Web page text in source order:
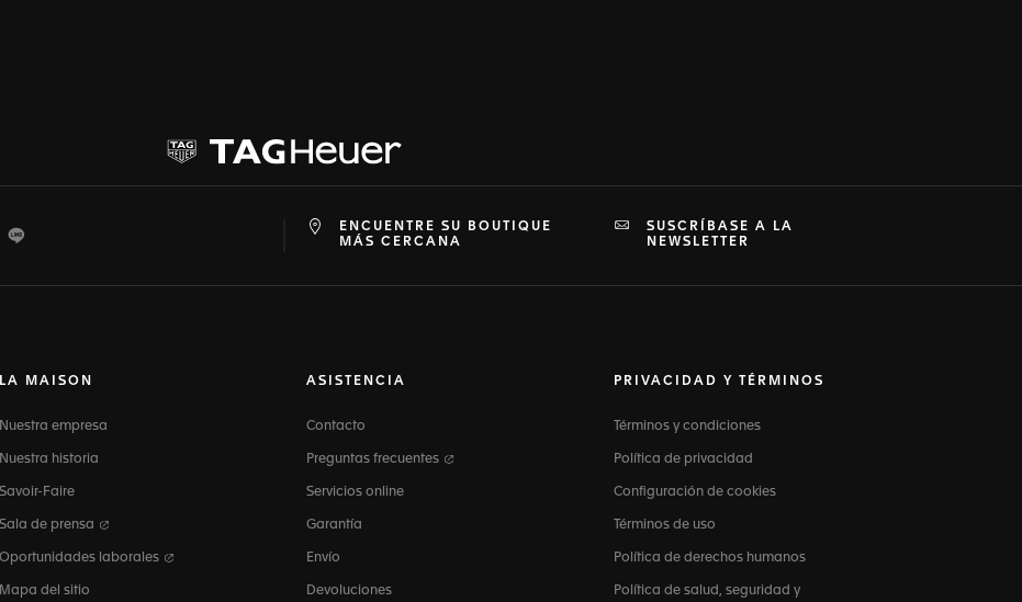
ENCUENTRE SU BOUTIQUE
MÁS CERCANA
SUSCRÍBASE A LA
NEWSLETTER
LA MAISON
Nuestra empresa
Nuestra historia
Savoir-Faire
Sala de prensa
Oportunidades laborales
Mapa del sitio
ASISTENCIA
Contacto
Preguntas frecuentes
Servicios online
Garantía
Envío
Devoluciones
PRIVACIDAD Y TÉRMINOS
Términos y condiciones
Política de privacidad
Configuración de cookies
Términos de uso
Política de derechos humanos
Política de salud, seguridad y